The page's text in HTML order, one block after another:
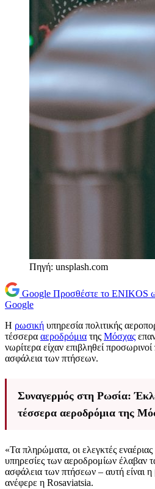
Πηγή: unsplash.com
Google Προσθέστε το ENIKOS
Google
Η ρωσική υπηρεσία πολιτικής
τέσσερα αεροδρόμια της Μόσχας
νωρίτερα είχαν επιβληθεί προσωρινοί
ασφάλεια των πτήσεων.
Συναγερμός στη Ρωσία:
τέσσερα αεροδρόμια της
«Τα πληρώματα, οι ελεγκτές εναέριας
υπηρεσίες των αεροδρομίων έλαβαν
ασφάλεια των πτήσεων – αυτή είναι η
ανέφερε η Rosaviatsia.